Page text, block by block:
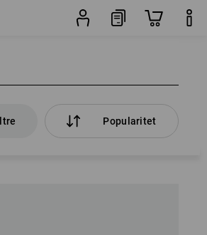
Popularitet